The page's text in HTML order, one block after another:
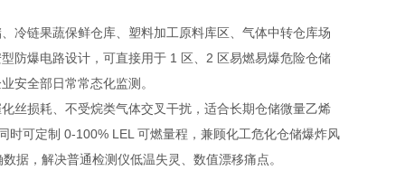
冷链果蔬保鲜仓库、塑料加工原料库区、气体中转仓库场
防爆电路设计，可直接用于 1 区、2 区易燃易爆危险仓储
安全部日常常态化监测。
丝损耗、不受烷类气体交叉干扰，适合长期仓储微量乙烯
可定制 0-100% LEL 可燃量程，兼顾化工危化仓储爆炸风
据，解决普通检测仪低温失灵、数值漂移痛点。